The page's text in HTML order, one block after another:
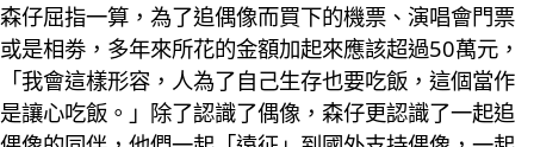
森仔屈指一算，為了追偶像而買下的機票、演唱會門票
或是相劵，多年來所花的金額加起來應該超過50萬元，
「我會這樣形容，人為了自己生存也要吃飯，這個當作
是讓心吃飯。」除了認識了偶像，森仔更認識了一起追